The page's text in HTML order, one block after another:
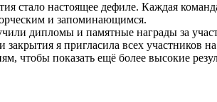
стало настоящее дефиле. Каждая
и запоминающимся.
дипломы и памятные награды за
закрытия я пригласила всех участников
чтобы показать ещё более высокие